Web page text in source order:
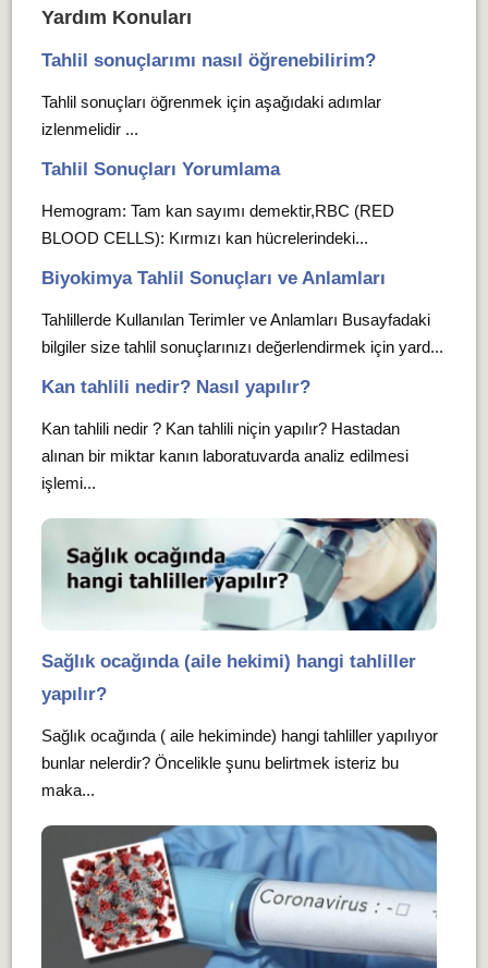
Yardım Konuları
Tahlil sonuçlarımı nasıl öğrenebilirim?
Tahlil sonuçları öğrenmek için aşağıdaki adımlar
izlenmelidir ...
Tahlil Sonuçları Yorumlama
Hemogram: Tam kan sayımı demektir,RBC (RED
BLOOD CELLS): Kırmızı kan hücrelerindeki...
Biyokimya Tahlil Sonuçları ve Anlamları
Tahlillerde Kullanılan Terimler ve Anlamları Busayfadaki
bilgiler size tahlil sonuçlarınızı değerlendirmek için yard...
Kan tahlili nedir? Nasıl yapılır?
Kan tahlili nedir ? Kan tahlili niçin yapılır? Hastadan
alınan bir miktar kanın laboratuvarda analiz edilmesi
işlemi...
Sağlık ocağında (aile hekimi) hangi tahliller
yapılır?
Sağlık ocağında ( aile hekiminde) hangi tahliller yapılıyor
bunlar nelerdir? Öncelikle şunu belirtmek isteriz bu
maka...